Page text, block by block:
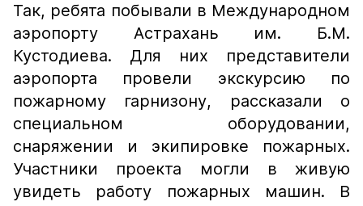
Так, ребята побывали в Международном
аэропорту Астрахань им. Б.М.
Кустодиева. Для них представители
аэропорта провели экскурсию по
пожарному гарнизону, рассказали о
специальном оборудовании,
снаряжении и экипировке пожарных.
Участники проекта могли в живую
увидеть работу пожарных машин. В